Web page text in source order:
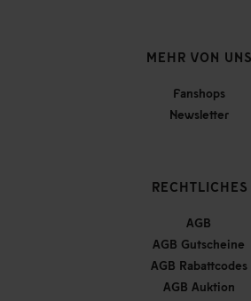
MEHR VON UNS
Fanshops
Newsletter
RECHTLICHES
AGB
AGB Gutscheine
AGB Rabattcodes
AGB Auktion